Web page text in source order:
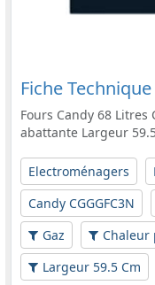
Fiche
Fours Candy 68 Litres
abattante Largeur
Electroménagers
Candy CGGGFC3N
Gaz
Chaleur
Largeur 59.5 Cm